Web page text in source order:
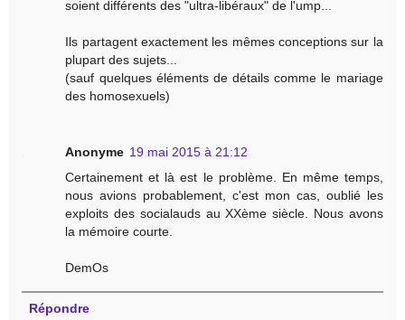
soient différents des "ultra-libéraux" de l'ump...
Ils partagent exactement les mêmes conceptions sur la
plupart des sujets...
(sauf quelques éléments de détails comme le mariage
des homosexuels)
Anonyme 19 mai 2015 à 21:12
Certainement et là est le problème. En même temps,
nous avions probablement, c'est mon cas, oublié les
exploits des socialauds au XXème siècle. Nous avons
la mémoire courte.
DemOs
Répondre